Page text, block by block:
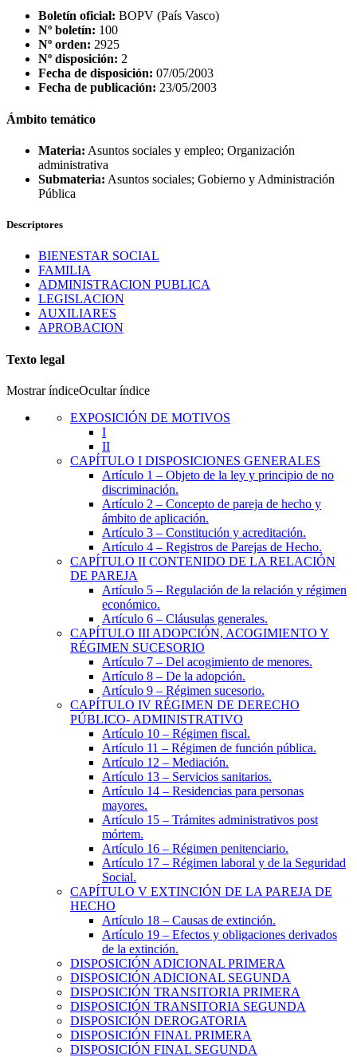
Boletín oficial: BOPV (País Vasco)
Nº boletín: 100
Nº orden: 2925
Nº disposición: 2
Fecha de disposición: 07/05/2003
Fecha de publicación: 23/05/2003
Ámbito temático
Materia: Asuntos sociales y empleo; Organización
administrativa
Submateria: Asuntos sociales; Gobierno y Administración
Pública
Descriptores
BIENESTAR SOCIAL
FAMILIA
ADMINISTRACION PUBLICA
LEGISLACION
AUXILIARES
APROBACION
Texto legal
Mostrar índiceOcultar índice
EXPOSICIÓN DE MOTIVOS
I
II
CAPÍTULO I DISPOSICIONES GENERALES
Artículo 1 – Objeto de la ley y principio de no
discriminación.
Artículo 2 – Concepto de pareja de hecho y
ámbito de aplicación.
Artículo 3 – Constitución y acreditación.
Artículo 4 – Registros de Parejas de Hecho.
CAPÍTULO II CONTENIDO DE LA RELACIÓN
DE PAREJA
Artículo 5 – Regulación de la relación y régimen
económico.
Artículo 6 – Cláusulas generales.
CAPÍTULO III ADOPCIÓN, ACOGIMIENTO Y
RÉGIMEN SUCESORIO
Artículo 7 – Del acogimiento de menores.
Artículo 8 – De la adopción.
Artículo 9 – Régimen sucesorio.
CAPÍTULO IV RÉGIMEN DE DERECHO
PÚBLICO- ADMINISTRATIVO
Artículo 10 – Régimen fiscal.
Artículo 11 – Régimen de función pública.
Artículo 12 – Mediación.
Artículo 13 – Servicios sanitarios.
Artículo 14 – Residencias para personas
mayores.
Artículo 15 – Trámites administrativos post
mórtem.
Artículo 16 – Régimen penitenciario.
Artículo 17 – Régimen laboral y de la Seguridad
Social.
CAPÍTULO V EXTINCIÓN DE LA PAREJA DE
HECHO
Artículo 18 – Causas de extinción.
Artículo 19 – Efectos y obligaciones derivados
de la extinción.
DISPOSICIÓN ADICIONAL PRIMERA
DISPOSICIÓN ADICIONAL SEGUNDA
DISPOSICIÓN TRANSITORIA PRIMERA
DISPOSICIÓN TRANSITORIA SEGUNDA
DISPOSICIÓN DEROGATORIA
DISPOSICIÓN FINAL PRIMERA
DISPOSICIÓN FINAL SEGUNDA